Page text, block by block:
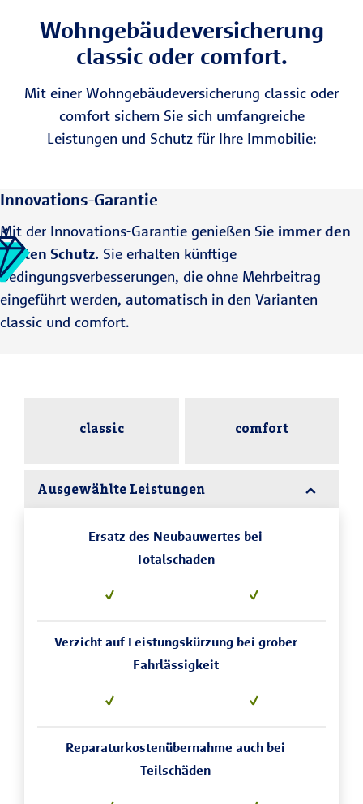
Wohngebäudeversicherung
classic oder comfort.
Mit einer Wohngebäudeversicherung classic oder
comfort sichern Sie sich umfangreiche
Leistungen und Schutz für Ihre Immobilie:
Innovations-Garantie
Mit der Innovations-Garantie genießen Sie immer den
besten Schutz. Sie erhalten künftige
Bedingungsverbesserungen, die ohne Mehrbeitrag
eingeführt werden, automatisch in den Varianten
classic und comfort.
classic comfort
Ausgewählte Leistungen
Ersatz des Neubauwertes bei
Totalschaden
Verzicht auf Leistungskürzung bei grober
Fahrlässigkeit
Reparaturkostenübernahme auch bei
Teilschäden